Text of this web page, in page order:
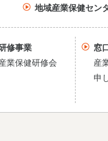
地域産業保健セン
修事業
業保健研修会
窓
産
申